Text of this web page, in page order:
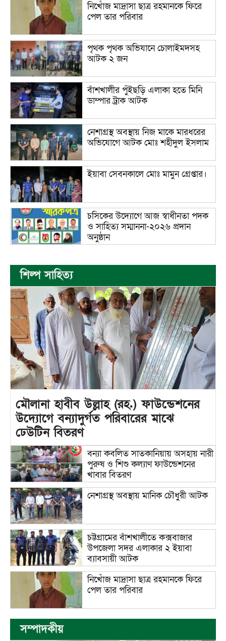
নিখোঁজ মাদ্রাসা ছাত্র রহমানকে ফিরে
পেল তার পরিবার
পৃথক পৃথক অভিযানে চোলাইমদসহ
আটক ২ জন
বাঁশখালীর পুঁইছড়ি এলাকা হতে মিনি
ডাম্পার ট্রাক আটক
নেশাগ্রস্থ অবস্থায় নিজ মাকে মারধরের
অভিযোগে আটক মোঃ শহীদুল ইসলাম
ইয়াবা সেবনকালে মোঃ মামুন গ্রেপ্তার।
চসিকের উদ্যোগে আজ স্বাধীনতা পদক
ও সাহিত্য সম্মাননা-২০২৬ প্রদান
অনুষ্ঠান
শিল্প সাহিত্য
মৌলানা হাবীব উল্লাহ (রহ.) ফাউন্ডেশনের
উদ্যোগে বন্যাদুর্গত পরিবারের মাঝে
ঢেউটিন বিতরণ
বন্যা কবলিত সাতকানিয়ায় অসহায় নারী
পুরুষ ও শিশু কল্যাণ ফাউন্ডেশনের
খাবার বিতরণ
নেশাগ্রস্থ অবস্থায় মানিক চৌধুরী আটক
চট্টগ্রামের বাঁশখালীতে কক্সবাজার
উপজেলা সদর এলাকার ২ ইয়াবা
ব্যাবসায়ী আটক
নিখোঁজ মাদ্রাসা ছাত্র রহমানকে ফিরে
পেল তার পরিবার
সম্পাদকীয়